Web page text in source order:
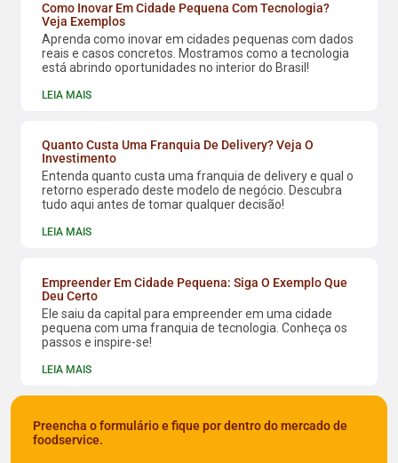
Como Inovar Em Cidade Pequena Com Tecnologia?
Veja Exemplos
Aprenda como inovar em cidades pequenas com dados
reais e casos concretos. Mostramos como a tecnologia
está abrindo oportunidades no interior do Brasil!
LEIA MAIS
Quanto Custa Uma Franquia De Delivery? Veja O
Investimento
Entenda quanto custa uma franquia de delivery e qual o
retorno esperado deste modelo de negócio. Descubra
tudo aqui antes de tomar qualquer decisão!
LEIA MAIS
Empreender Em Cidade Pequena: Siga O Exemplo Que
Deu Certo
Ele saiu da capital para empreender em uma cidade
pequena com uma franquia de tecnologia. Conheça os
passos e inspire-se!
LEIA MAIS
Preencha o formulário e fique por dentro do mercado de
foodservice.